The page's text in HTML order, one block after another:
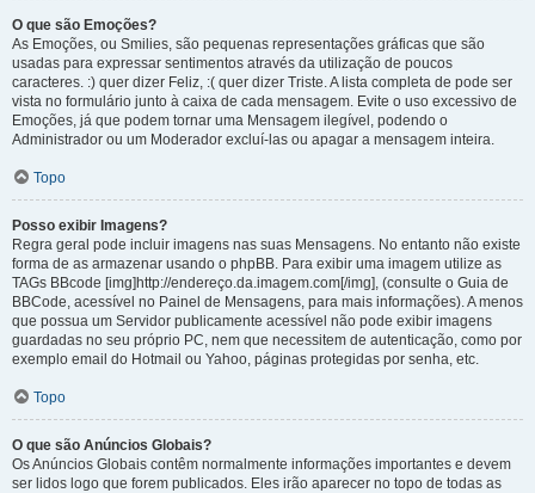
O que são Emoções?
As Emoções, ou Smilies, são pequenas representações gráficas que são
usadas para expressar sentimentos através da utilização de poucos
caracteres. :) quer dizer Feliz, :( quer dizer Triste. A lista completa de pode ser
vista no formulário junto à caixa de cada mensagem. Evite o uso excessivo de
Emoções, já que podem tornar uma Mensagem ilegível, podendo o
Administrador ou um Moderador excluí-las ou apagar a mensagem inteira.
Topo
Posso exibir Imagens?
Regra geral pode incluir imagens nas suas Mensagens. No entanto não existe
forma de as armazenar usando o phpBB. Para exibir uma imagem utilize as
TAGs BBcode [img]http://endereço.da.imagem.com[/img], (consulte o Guia de
BBCode, acessível no Painel de Mensagens, para mais informações). A menos
que possua um Servidor publicamente acessível não pode exibir imagens
guardadas no seu próprio PC, nem que necessitem de autenticação, como por
exemplo email do Hotmail ou Yahoo, páginas protegidas por senha, etc.
Topo
O que são Anúncios Globais?
Os Anúncios Globais contêm normalmente informações importantes e devem
ser lidos logo que forem publicados. Eles irão aparecer no topo de todas as